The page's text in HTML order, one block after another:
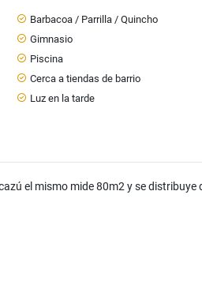
Barbacoa / Parrilla / Quincho
Gimnasio
Piscina
Cerca a tiendas de barrio
Luz en la tarde
el mismo mide 80m2 y se distribuye